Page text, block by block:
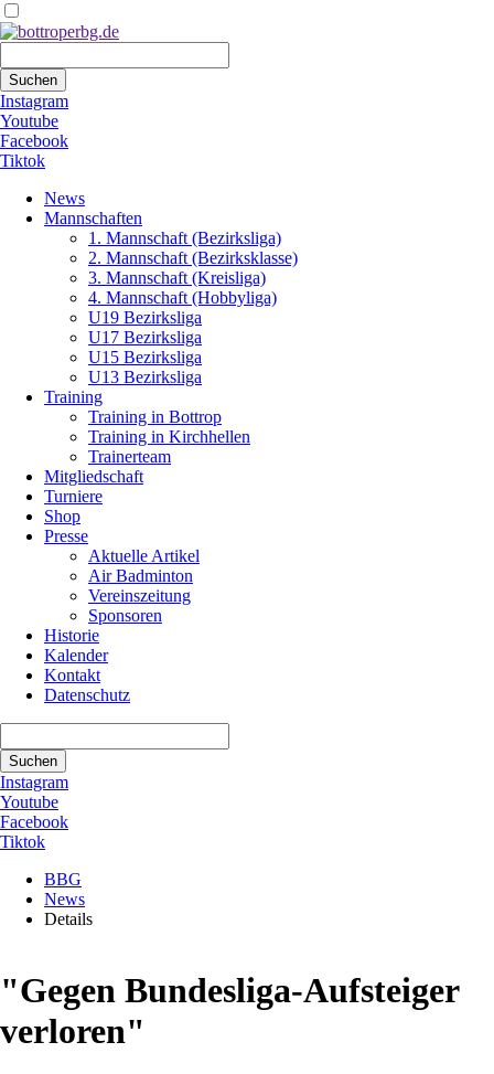
Suchen
Instagram
Youtube
Facebook
Tiktok
überspringen
News
Mannschaften
1. Mannschaft (Bezirksliga)
2. Mannschaft (Bezirksklasse)
3. Mannschaft (Kreisliga)
4. Mannschaft (Hobbyliga)
U19 Bezirksliga
U17 Bezirksliga
U15 Bezirksliga
U13 Bezirksliga
Training
Training in Bottrop
Training in Kirchhellen
Trainerteam
Mitgliedschaft
Turniere
Shop
Presse
Aktuelle Artikel
Air Badminton
Vereinszeitung
Sponsoren
Historie
Kalender
Kontakt
Datenschutz
Suchen
Instagram
Youtube
Facebook
Tiktok
BBG
News
Details
"Gegen Bundesliga-Aufsteiger
verloren"